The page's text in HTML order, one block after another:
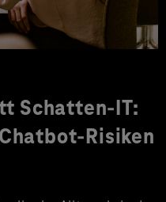
Schatten-IT:
Risiken